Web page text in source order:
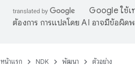
Google ใช้เ
ต้องการ การแปลโดย AI อาจมีข้อผิด
หน้าแรก NDK พัฒนา ตัวอย่าง